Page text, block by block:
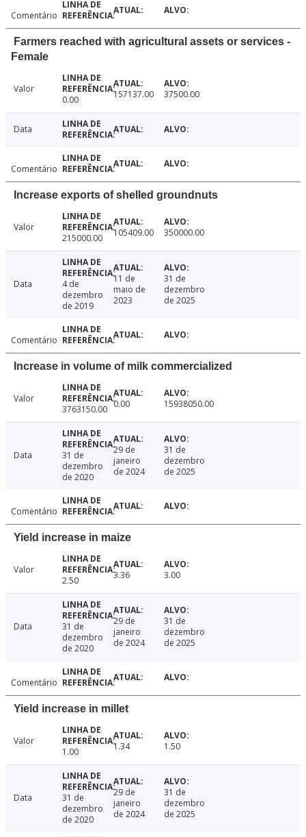
Comentário
Farmers reached with agricultural assets or services -
Female
Valor
0.00
157137.00 37500.00
Data
Comentário
Increase exports of shelled groundnuts
Valor
215000.00
105409.00 350000.00
Data
4 de
dezembro
de 2019
11 de
maio de
2023
31 de
dezembro
de 2025
Comentário
Increase in volume of milk commercialized
Valor
3763150.00 0.00 15938050.00
Data
31 de
dezembro
de 2020
29 de
janeiro
de 2024
31 de
dezembro
de 2025
Comentário
Yield increase in maize
Valor
2.50
3.36 3.00
Data
31 de
dezembro
de 2020
29 de
janeiro
de 2024
31 de
dezembro
de 2025
Comentário
Yield increase in millet
Valor
1.00
1.34 1.50
Data
31 de
dezembro
de 2020
29 de
janeiro
de 2024
31 de
dezembro
de 2025